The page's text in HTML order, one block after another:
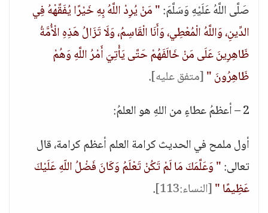
صَلَّى اللَّهُ عَلَيْهِ وَسَلَّمَ:" مَنْ يُرِدْ اللَّهُ بِهِ خَيْرًا يُفَقِّهْهُ فِي
الدِّينِ، وَاللَّهُ الْمُعْطِي، وَأَنَا الْقَاسِمُ، وَلَا تَزَالُ هَذِهِ الْأُمَّةُ
ظَاهِرِينَ عَلَى مَنْ خَالَفَهُمْ حَتَّى يَأْتِيَ أَمْرُ اللَّهِ وَهُمْ
ظَاهِرُونَ "[متفق عليه].
2 – أعظمُ عطاءٍ من اللهِ هو العلمُ:
أول ملمح في الحديث كرامة العلم أعظم كرامة، قال
تعالى:" وَعَلَّمَكَ مَا لَمْ تَكُنْ تَعْلَمُ وَكَانَ فَضْلُ اللّهِ عَلَيْكَ
عَظِيمًا "[النساء:113]
.